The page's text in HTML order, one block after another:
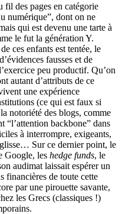
fil des pages en catégorie
numérique”, dont on ne
qui est devenu une tarte à
le fut la génération Y.
ces enfants est tentée, le
fausses et de
peu productif. Qu’on
autant d’attributs de ce
une expérience
(ce qui est faux si
notoriété des blogs, comme
“l’attention backbone” dans
à interrompre, exigeants,
Sur ce dernier point, le
Google, les hedge funds, le
audimat laissait espérer un
financières de toute cette
par une pirouette savante,
les Grecs (classiques !)